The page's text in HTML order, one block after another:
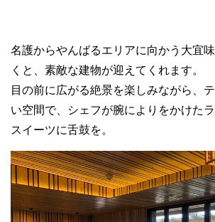
名護からやんばるエリアに向かう大宜
くと、素敵な建物が迎えてくれます。
目の前に広がる絶景を楽しみながら、
い空間で、シェフが腕によりをかけたラ
スイーツに舌鼓を。